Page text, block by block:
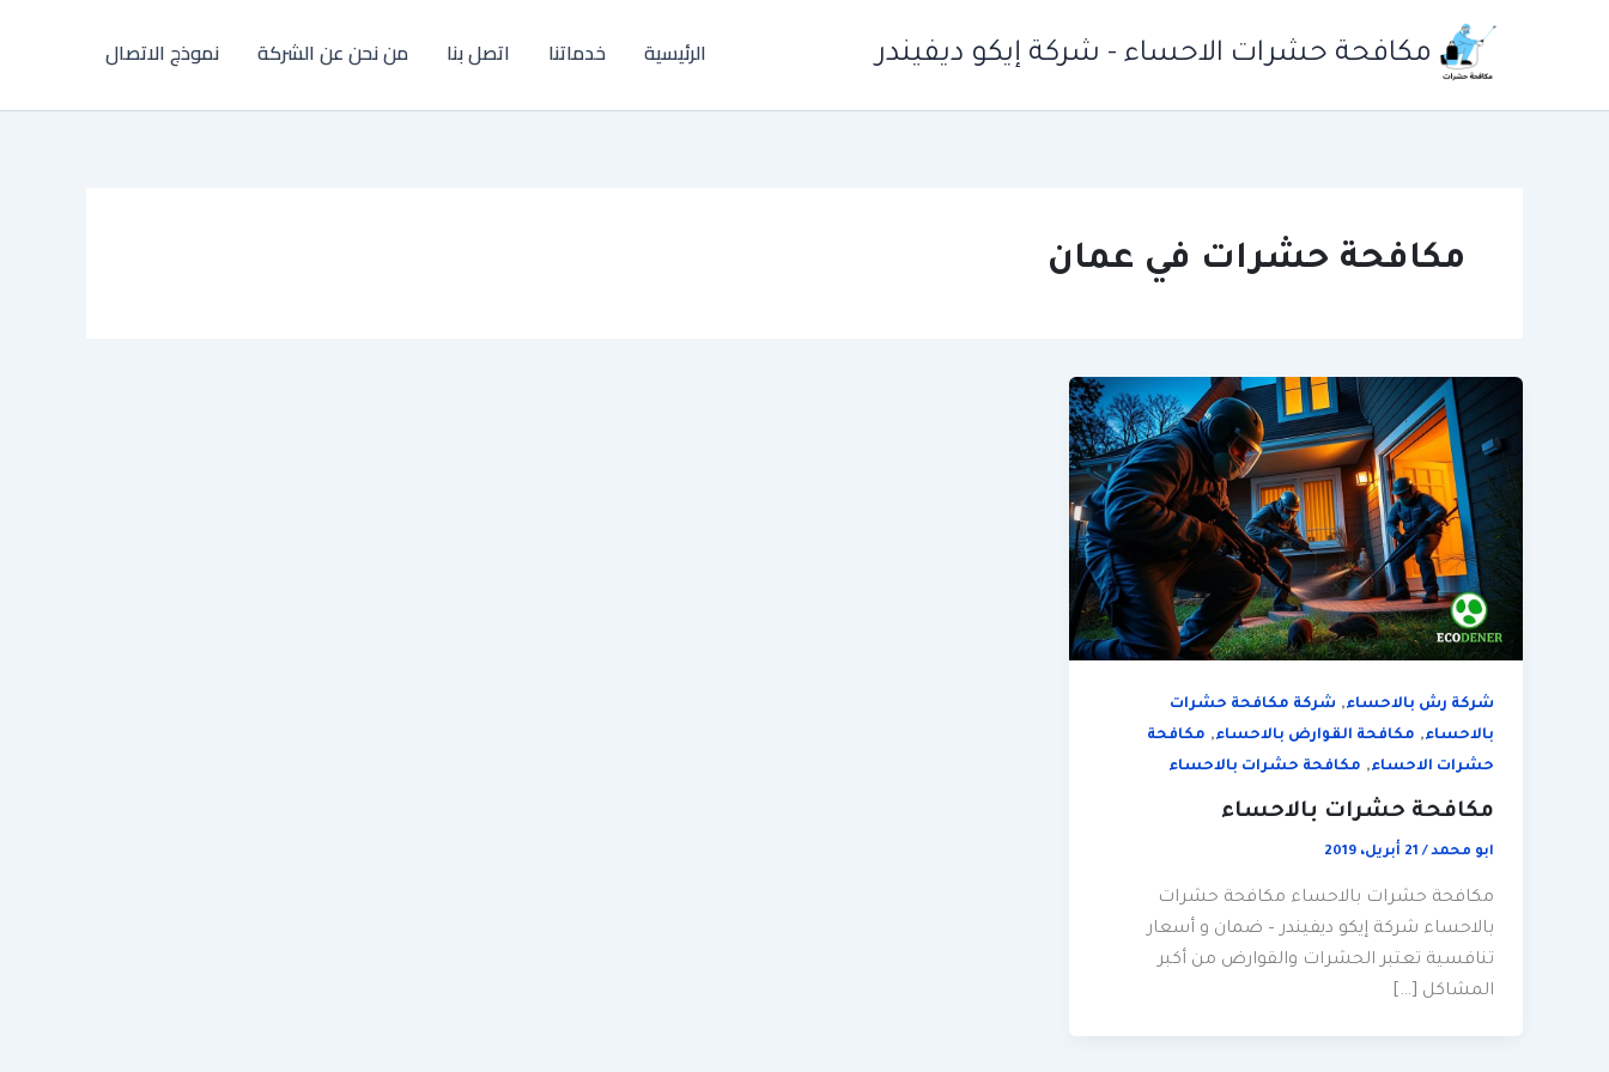
مكافحة حشرات الاحساء - شركة إيكو ديفيندر الرئيسية خدماتنا اتصل بنا من نحن عن الشركة نموذج الاتصال
مكافحة حشرات في عمان
شركة رش بالاحساء, شركة مكافحة حشرات
بالاحساء, مكافحة القوارض بالاحساء, مكافحة
حشرات الاحساء, مكافحة حشرات بالاحساء
مكافحة حشرات بالاحساء
ابو محمد / 21 أبريل، 2019
مكافحة حشرات بالاحساء مكافحة حشرات
بالاحساء شركة إيكو ديفيندر – ضمان و أسعار
تنافسية تعتبر الحشرات والقوارض من أكبر
المشاكل […]